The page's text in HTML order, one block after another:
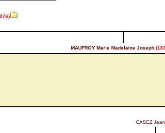
MAUFROY Marie Madelaine Joseph
CASEZ Jean